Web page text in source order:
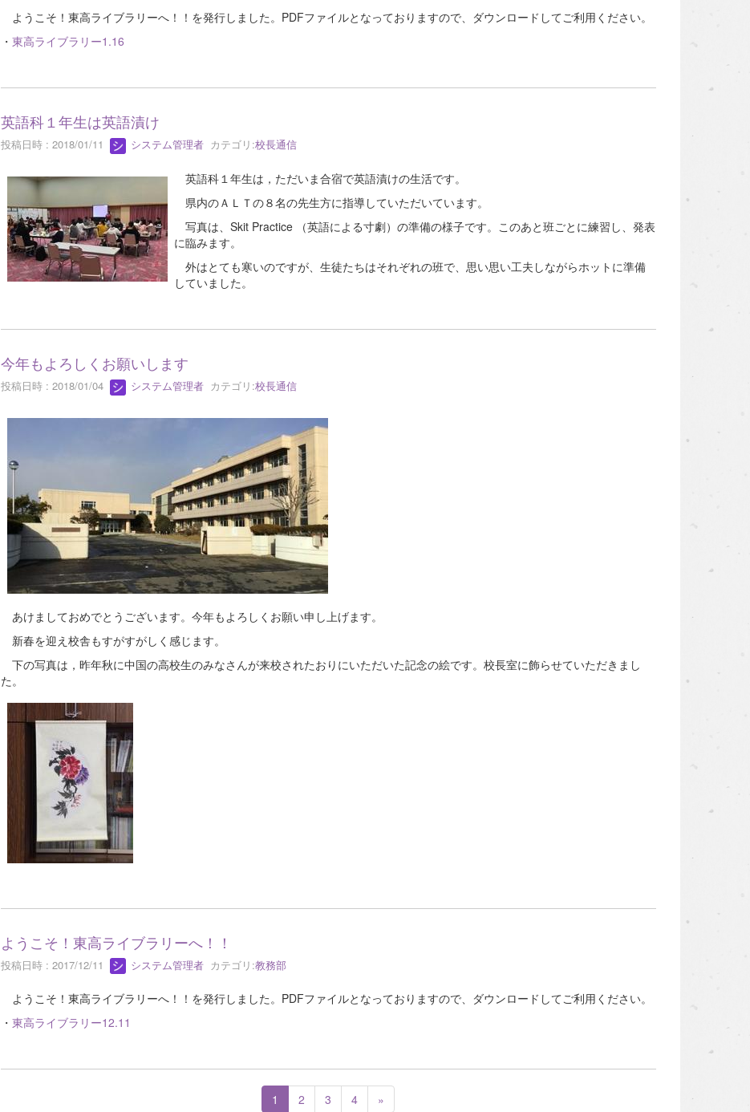
ようこそ！東高ライブラリーへ！！を発行しました。PDFファイルとなっておりますので、ダウンロードしてご利用ください。
・ 東高ライブラリー1.16
英語科１年生は英語漬け
投稿日時 : 2018/01/11 システム管理者カテゴリ:校長通信
英語科１年生は，ただいま合宿で英語漬けの生活です。
県内のＡＬＴの８名の先生方に指導していただいています。
写真は、Skit Practice （英語による寸劇）の準備の様子です。このあと班ごとに練習し、発表
に臨みます。
外はとても寒いのですが、生徒たちはそれぞれの班で、思い思い工夫しながらホットに準備
していました。
今年もよろしくお願いします
投稿日時 : 2018/01/04 システム管理者カテゴリ:校長通信
あけましておめでとうございます。今年もよろしくお願い申し上げます。
新春を迎え校舎もすがすがしく感じます。
下の写真は，昨年秋に中国の高校生のみなさんが来校されたおりにいただいた記念の絵です。校長室に飾らせていただきまし
た。
ようこそ！東高ライブラリーへ！！
投稿日時 : 2017/12/11 システム管理者カテゴリ:教務部
ようこそ！東高ライブラリーへ！！を発行しました。PDFファイルとなっておりますので、ダウンロードしてご利用ください。
・ 東高ライブラリー12.11
1 2 3 4 »